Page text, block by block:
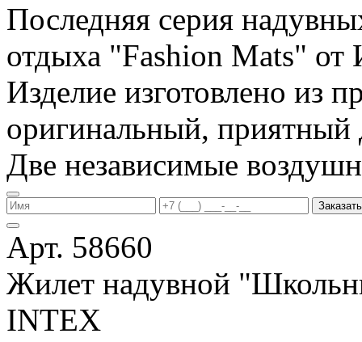
Последняя серия
отдыха "Fashion Mats"
Изделие изготовлено из
оригинальный, приятный
Две независимые
Заказать
Арт. 58660
Жилет надувной
INTEX